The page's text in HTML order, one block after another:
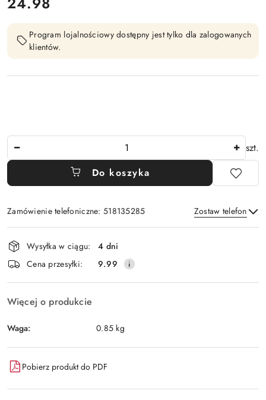
Program lojalnościowy dostępny jest tylko dla zalogowanych
klientów.
szt.
Do koszyka
Zamówienie telefoniczne: 518135285 Zostaw telefon
Wyślij
Dostępność
i
dostawa
Wysyłka w ciągu:
4 dni
Cena przesyłki:
9.99
Więcej o produkcie
Waga: 0.85 kg
Pobierz produkt do PDF